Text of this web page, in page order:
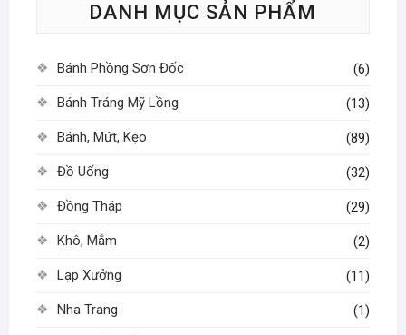
chọn
được
chọn
trang
sản
DANH MỤC SẢN PHẨM
Bánh Phồng Sơn Đốc (6)
Bánh Tráng Mỹ Lồng (13)
Bánh, Mứt, Kẹo (89)
Đồ Uống (32)
Đồng Tháp (29)
Khô, Mắm (2)
Lạp Xưởng (11)
Nha Trang (1)